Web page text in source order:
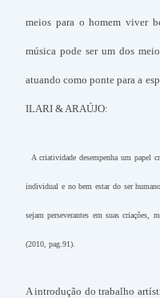
meios para o homem viver
música pode ser um dos
atuando como ponte para a
ILARI & ARAÚJO:
A criatividade desempenha um papel
individual e no bem estar do ser
sejam perseverantes em suas criações,
(2010, pag.91).
A introdução do trabalho